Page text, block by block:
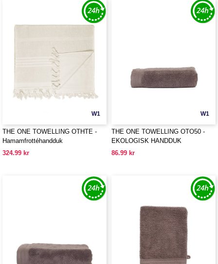
W1
THE ONE TOWELLING OTHTE -
Hamamfrottéhandduk
324.99 kr
W1
THE ONE TOWELLING OTO50 -
EKOLOGISK HANDDUK
86.99 kr